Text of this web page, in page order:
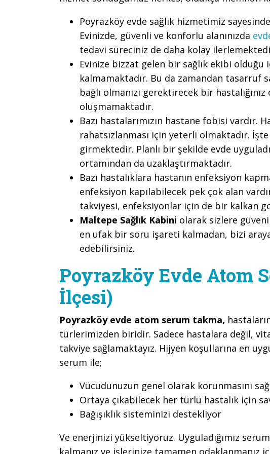
Poyrazköy evde sağlık hizmetimiz
Evinizde, güvenli ve konforlu alanınızda
tedavi süreciniz de daha kolay
Evinize bizzat gelen bir sağlık ekibi
kalmamaktadır. Bu da zamandan tasarruf
bağlı olmanızı gerektirecek bir
oluşmamaktadır.
Bazı hastalarımızın hastane fobisi vardır.
rahatsızlanması için yeterli olmaktadır.
girmektedir. Planlı bir şekilde evde
ortamından da uzaklaştırmaktadır.
Bazı hastalıklara hastanın enfeksiyon
enfeksiyon kapılabilecek pek çok alan
takviyesi, enfeksiyonlar için de bir kalkan
Maltepe Sağlık Kabini olarak sizlere
en ufak bir soru işareti kalmadan, bizi
edebilirsiniz.
Poyrazköy Evde Atom
İlçesi)
Poyrazköy evde atom serum takma,
türlerimizden biridir. Sadece hastalara değil,
takviye sağlamaktayız. Hijyen koşullarına en
serum ile;
Vücudunuzun genel olarak korunmasını
Ortaya çıkabilecek her türlü hastalık için
Bağışıklık sisteminizi destekliyor
Ve enerjinizi yükseltiyoruz. Uyguladığımız
kalmanız ve işlerinize tamamen